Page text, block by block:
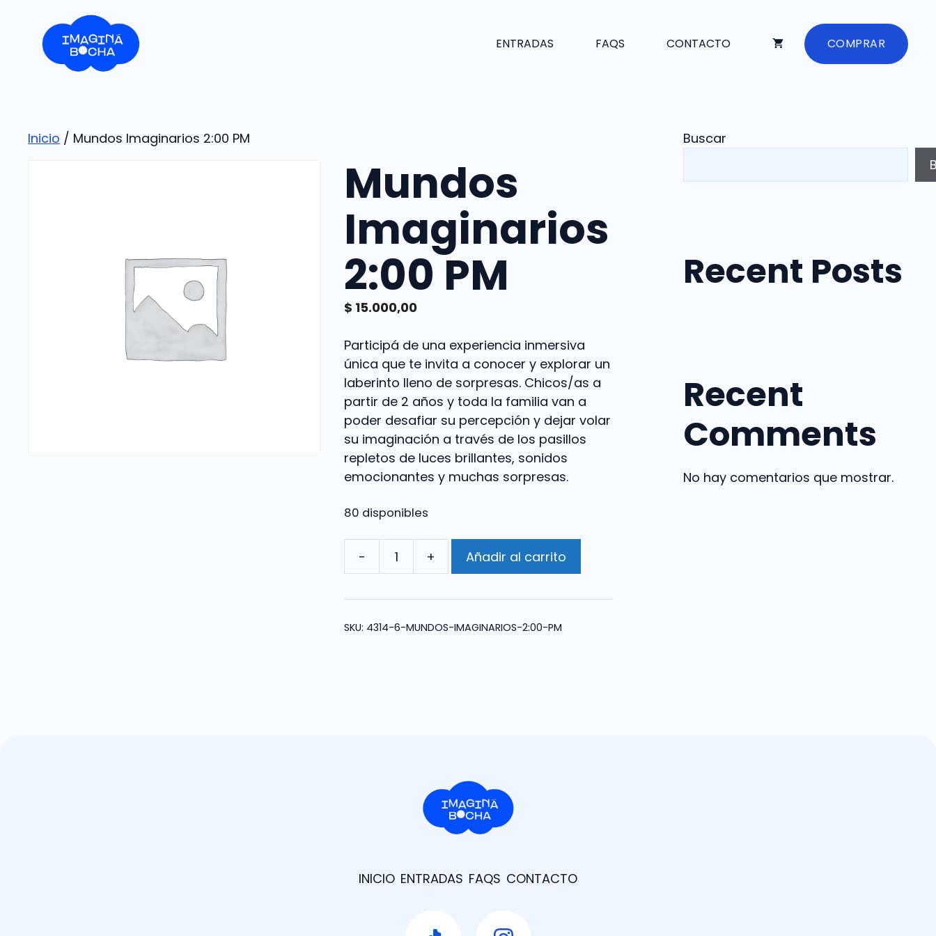
contenido
ENTRADAS FAQS CONTACTO COMPRAR
Inicio / Mundos Imaginarios 2:00 PM
Mundos
Imaginarios
2:00 PM
$ 15.000,00
Participá de una experiencia inmersiva
única que te invita a conocer y explorar un
laberinto lleno de sorpresas. Chicos/as a
partir de 2 años y toda la familia van a
poder desafiar su percepción y dejar volar
su imaginación a través de los pasillos
repletos de luces brillantes, sonidos
emocionantes y muchas sorpresas.
80 disponibles
-
2:00
PM
+ Añadir al carrito
SKU: 4314-6-MUNDOS-IMAGINARIOS-2:00-PM
Buscar
Recent Posts
Recent
Comments
No hay comentarios que mostrar.
INICIO ENTRADAS FAQS CONTACTO